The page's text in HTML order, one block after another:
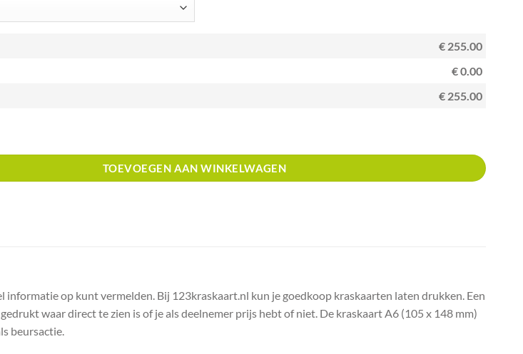
€ 255.00
€ 0.00
€ 255.00
TOEVOEGEN AAN WINKELWAGEN
op kunt vermelden. Bij 123kraskaart.nl kun je goedkoop kraskaarten laten drukken. Een
waar direct te zien is of je als deelnemer prijs hebt of niet. De kraskaart A6 (105 x 148 mm)
beursactie.